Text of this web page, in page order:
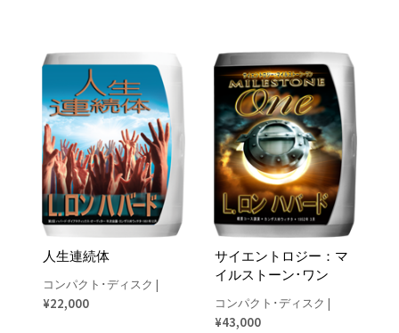
人生連続体
コンパクト･ディスク |
¥22,000
サイエントロジー：マ
イルストーン･ワン
コンパクト･ディスク |
¥43,000